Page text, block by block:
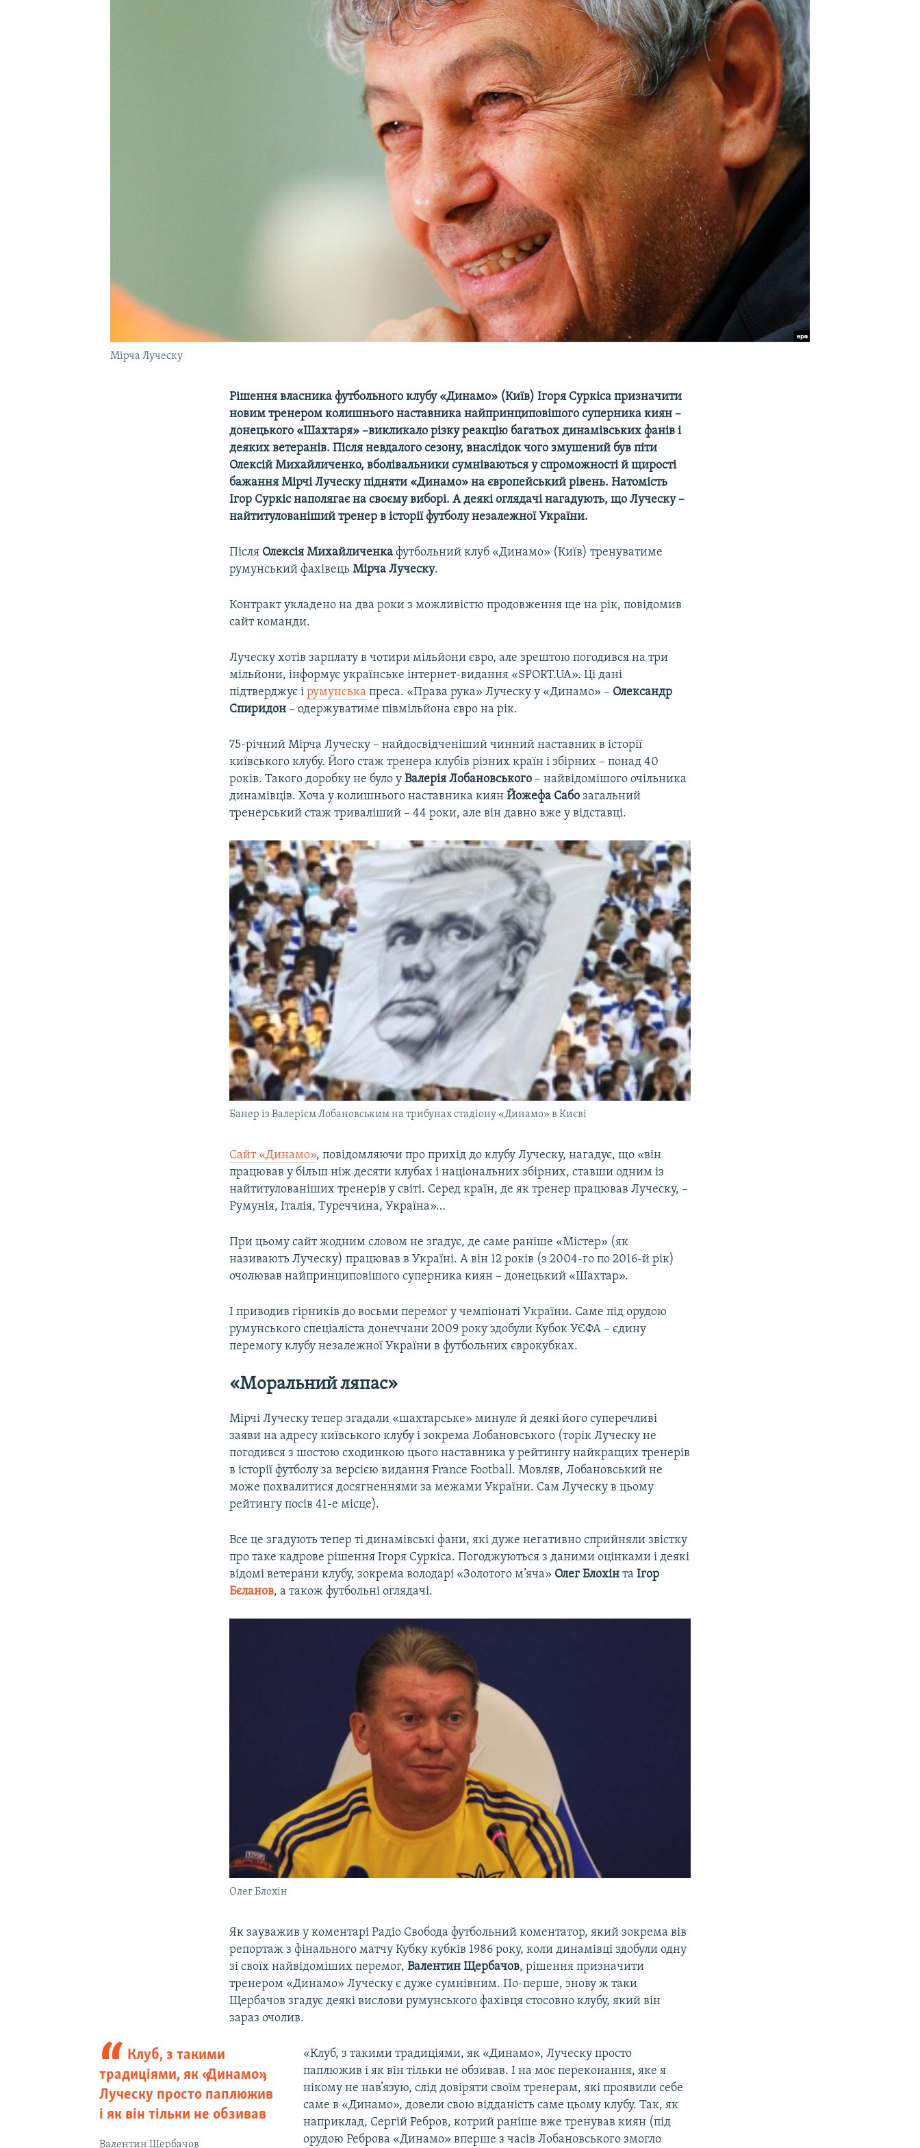
Мірча Луческу
Рішення власника футбольного клубу «Динамо» (Київ) Ігоря Суркіса призначити
новим тренером колишнього наставника найпринциповішого суперника киян –
донецького «Шахтаря» –викликало різку реакцію багатьох динамівських фанів і
деяких ветеранів. Після невдалого сезону, внаслідок чого змушений був піти
Олексій Михайличенко, вболівальники сумніваються у спроможності й щирості
бажання Мірчі Луческу підняти «Динамо» на європейський рівень. Натомість
Ігор Суркіс наполягає на своєму виборі. А деякі оглядачі нагадують, що Луческу –
найтитулованіший тренер в історії футболу незалежної України.
Після Олексія Михайличенка футбольний клуб «Динамо» (Київ) тренуватиме
румунський фахівецьМірча Луческу.
Контракт укладено на два роки з можливістю продовження ще на рік, повідомив
сайт команди.
Луческу хотів зарплату в чотири мільйони євро, але зрештою погодився на три
мільйони, інформує українське інтернет-видання «SPORT.UA». Ці дані
підтверджує ірумунська преса. «Права рука» Луческу у «Динамо» – Олександр
Спиридон – одержуватиме півмільйона євро на рік.
75-річний Мірча Луческу – найдосвідченіший чинний наставник в історії
київського клубу. Його стаж тренера клубів різних країн і збірних – понад 40
років. Такого доробку не було уВалерія Лобановського – найвідомішого очільника
динамівців. Хоча у колишнього наставника киянЙожефа Сабо загальний
тренерський стаж триваліший – 44 роки, але він давно вже у відставці.
Банер із Валерієм Лобановським на трибунах стадіону «Динамо» в Києві
Сайт «Динамо», повідомляючи про прихід до клубу Луческу, нагадує, що «він
працював у більш ніж десяти клубах і національних збірних, ставши одним із
найтитулованіших тренерів у світі. Серед країн, де як тренер працював Луческу, –
Румунія, Італія, Туреччина, Україна»…
При цьому сайт жодним словом не згадує, де саме раніше «Містер» (як
називають Луческу) працював в Україні. А він 12 років (з 2004-го по 2016-й рік)
очолював найпринциповішого суперника киян – донецький «Шахтар».
І приводив гірників до восьми перемог у чемпіонаті України. Саме під орудою
румунського спеціаліста донеччани 2009 року здобули Кубок УЄФА – єдину
перемогу клубу незалежної України в футбольних єврокубках.
«Моральний ляпас»
Мірчі Луческу тепер згадали «шахтарське» минуле й деякі його суперечливі
заяви на адресу київського клубу і зокрема Лобановського (торік Луческу не
погодився з шостою сходинкою цього наставника у рейтингу найкращих тренерів
в історії футболу за версією видання France Football. Мовляв, Лобановський не
може похвалитися досягненнями за межами України. Сам Луческу в цьому
рейтингу посів 41-е місце).
Все це згадують тепер ті динамівські фани, які дуже негативно сприйняли звістку
про таке кадрове рішення Ігоря Суркіса. Погоджуються з даними оцінками і деякі
відомі ветерани клубу, зокрема володарі «Золотого м’яча» Олег Блохін таІгор
Бєланов, а також футбольні оглядачі.
Олег Блохін
Як зауважив у коментарі Радіо Свобода футбольний коментатор, який зокрема вів
репортаж з фінального матчу Кубку кубків 1986 року, коли динамівці здобули одну
зі своїх найвідоміших перемог,Валентин Щербачов, рішення призначити
тренером «Динамо» Луческу є дуже сумнівним. По-перше, знову ж таки
Щербачов згадує деякі вислови румунського фахівця стосовно клубу, який він
зараз очолив.
Клуб, з такими
традиціями, як «Динамо»,
Луческу просто паплюжив
і як він тільки не обзивав
Валентин Щербачов
«Клуб, з такими традиціями, як «Динамо», Луческу просто
паплюжив і як він тільки не обзивав. І на моє переконання, яке я
нікому не нав’язую, слід довіряти своїм тренерам, які проявили себе
саме в «Динамо», довели свою відданість саме цьому клубу. Так, як
наприклад, Сергій Ребров, котрий раніше вже тренував киян (під
орудою Реброва «Динамо» вперше з часів Лобановського змогло